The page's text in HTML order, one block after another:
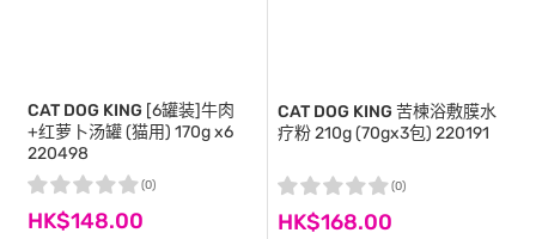
CAT DOG KING [6罐装]牛肉
+红萝卜汤罐 (猫用) 170g x6
220498
HK$148.00
(0)
CAT DOG KING 苦楝浴敷膜水
疗粉 210g (70gx3包) 220191
HK$168.00
(0)